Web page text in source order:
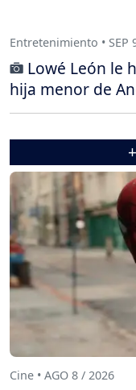
Entretenimiento • SEP
Lowé León le
hija menor de
Cine • AGO 8 / 2026